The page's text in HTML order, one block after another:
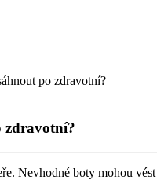
po zdravotní?
zdravotní?
Nevhodné boty mohou